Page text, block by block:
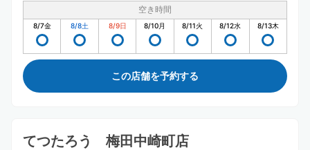
空き時間
8/7金 8/8土 8/9日 8/10月 8/11火 8/12水 8/13木
この店舗を予約する
てつたろう 梅田中崎町店